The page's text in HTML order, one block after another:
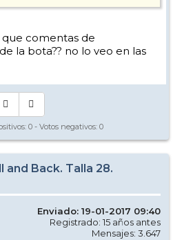
que comentas de
la bota?? no lo veo en las
0 - Votos negativos: 0
and Back. Talla 28.
Enviado: 19-01-2017 09:40
Registrado: 15 años antes
Mensajes: 3.647